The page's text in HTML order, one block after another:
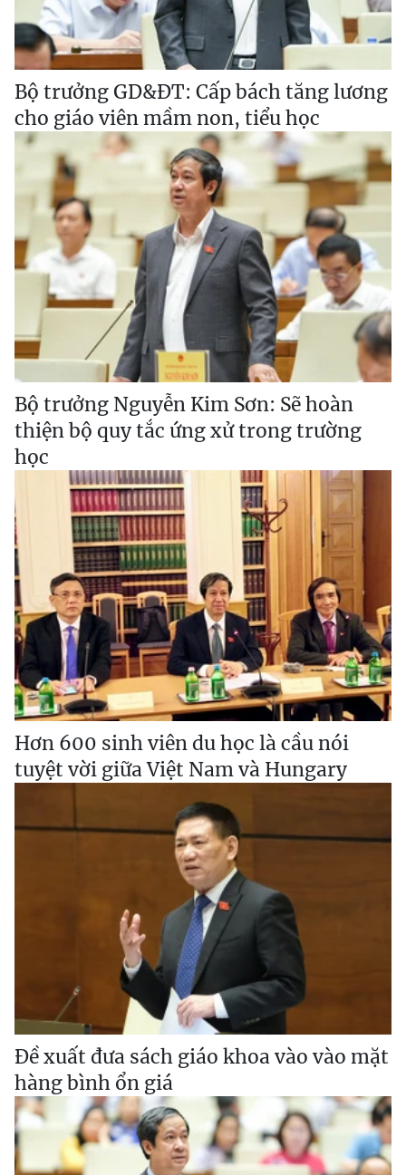
Bộ trưởng GD&ĐT: Cấp bách tăng lương
cho giáo viên mầm non, tiểu học
Bộ trưởng Nguyễn Kim Sơn: Sẽ hoàn
thiện bộ quy tắc ứng xử trong trường
học
Hơn 600 sinh viên du học là cầu nói
tuyệt vời giữa Việt Nam và Hungary
Đề xuất đưa sách giáo khoa vào vào mặt
hàng bình ổn giá